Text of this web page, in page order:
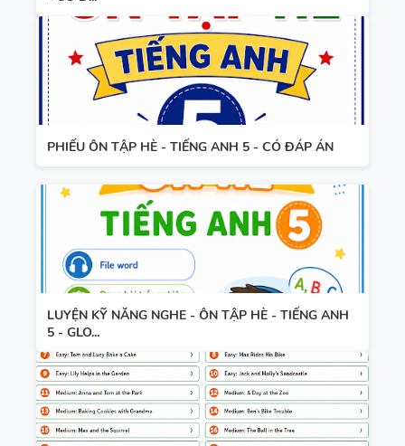
PHIẾU ÔN TẬP HÈ - TIẾNG ANH 5 - CÓ ĐÁP ÁN
LUYỆN KỸ NĂNG NGHE - ÔN TẬP HÈ - TIẾNG ANH
5 - GLO...